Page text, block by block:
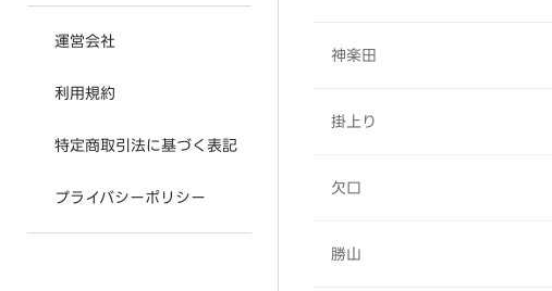
運営会社
利用規約
特定商取引法に基づく表記
プライバシーポリシー
神楽田
掛上り
欠口
勝山